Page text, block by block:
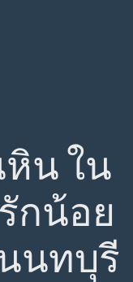
น ใน
กน้อย
นทบุรี